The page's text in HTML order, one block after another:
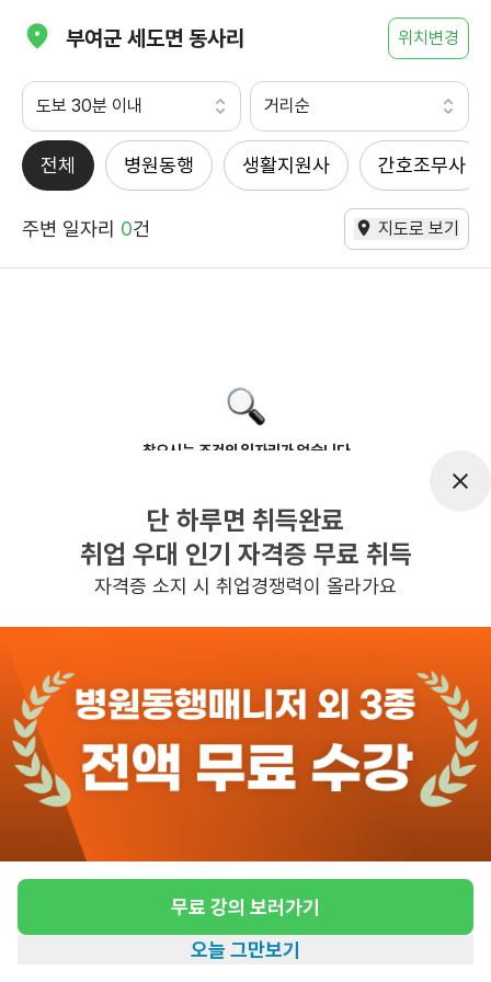
부여군 세도면 동사리 위치변경
도보 30분 이내 거리순
전체 병원동행 생활지원사 간호조무사
주변 일자리 0건 지도로 보기
찾으시는 조건의 일자리가 없습니다
반경 3KM 이내의 일자리 확인하기
단 하루면 취득완료
취업 우대 인기 자격증 무료 취득
자격증 소지 시 취업경쟁력이 올라가요
무료 강의 보러가기
오늘 그만보기